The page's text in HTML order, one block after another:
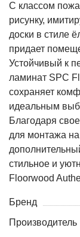
С классом
рисунку,
доски в стиле
придает
Устойчивый к
ламинат SPC
сохраняет
идеальным
Благодаря
для монтажа
стильное и
Floorwood
Бренд
Производитель